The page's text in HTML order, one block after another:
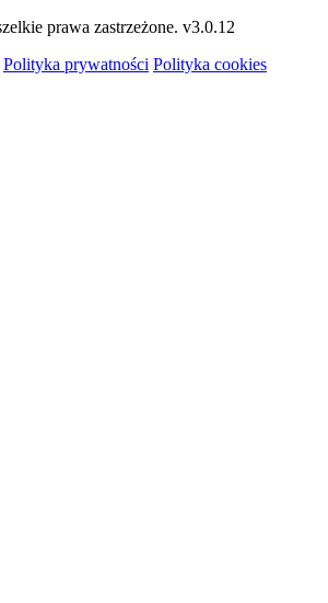
prawa zastrzeżone. v3.0.12
Polityka prywatności Polityka cookies